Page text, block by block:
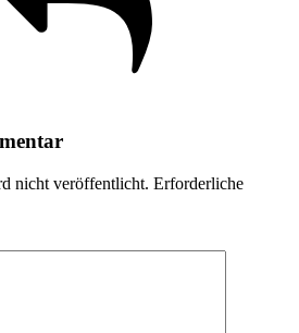
nicht veröffentlicht. Erforderliche